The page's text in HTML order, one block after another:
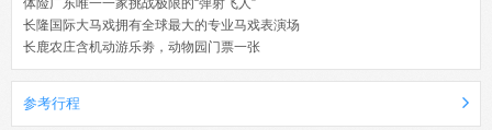
体险广东唯一一家挑战极限的“弹射飞人”
长隆国际大马戏拥有全球最大的专业马戏表演场
长鹿农庄含机动游乐劵，动物园门票一张
参考行程